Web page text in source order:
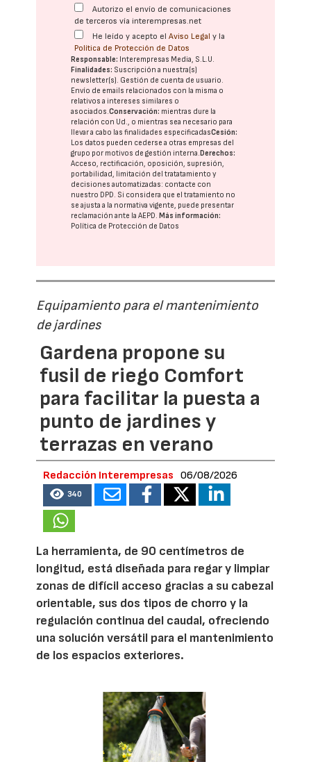
Autorizo el envío de comunicaciones
de terceros vía interempresas.net
He leído y acepto elAviso Legal y la
Política de Protección de Datos
Responsable: Interempresas Media, S.L.U.
Finalidades: Suscripción a nuestra(s)
newsletter(s). Gestión de cuenta de usuario.
Envío de emails relacionados con la misma o
relativos a intereses similares o
asociados.Conservación: mientras dure la
relación con Ud., o mientras sea necesario para
llevar a cabo las finalidades especificadasCesión:
Los datos pueden cederse a otras empresas del
grupo por motivos de gestión interna.Derechos:
Acceso, rectificación, oposición, supresión,
portabilidad, limitación del tratatamiento y
decisiones automatizadas: contacte con
nuestro DPD. Si considera que el tratamiento no
se ajusta a la normativa vigente, puede presentar
reclamación ante laAEPD.Más información:
Política de Protección de Datos
Equipamiento para el mantenimiento
de jardines
Gardena propone su
fusil de riego Comfort
para facilitar la puesta a
punto de jardines y
terrazas en verano
Redacción Interempresas 06/08/2026
340
La herramienta, de 90 centímetros de
longitud, está diseñada para regar y limpiar
zonas de difícil acceso gracias a su cabezal
orientable, sus dos tipos de chorro y la
regulación continua del caudal, ofreciendo
una solución versátil para el mantenimiento
de los espacios exteriores.